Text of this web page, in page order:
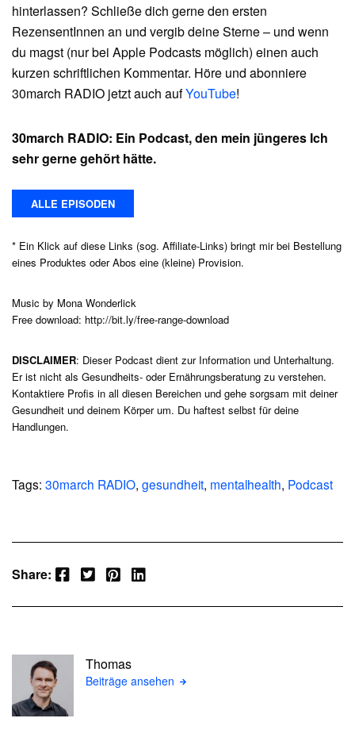
hinterlassen? Schließe dich gerne den ersten
RezensentInnen an und vergib deine Sterne – und wenn
du magst (nur bei Apple Podcasts möglich) einen auch
kurzen schriftlichen Kommentar. Höre und abonniere
30march RADIO jetzt auch aufYouTube!
30march RADIO: Ein Podcast, den mein jüngeres Ich
sehr gerne gehört hätte.
ALLE EPISODEN
* Ein Klick auf diese Links (sog. Affiliate-Links) bringt mir bei Bestellung
eines Produktes oder Abos eine (kleine) Provision.
Music by Mona Wonderlick
Free download: http://bit.ly/free-range-download
DISCLAIMER: Dieser Podcast dient zur Information und Unterhaltung.
Er ist nicht als Gesundheits- oder Ernährungsberatung zu verstehen.
Kontaktiere Profis in all diesen Bereichen und gehe sorgsam mit deiner
Gesundheit und deinem Körper um. Du haftest selbst für deine
Handlungen.
Tags: 30march RADIO, gesundheit, mentalhealth, Podcast
Share: Facebook Twitter Pinterest LinkedIn
Thomas
Beiträge ansehen